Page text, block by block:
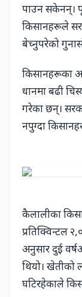
पाउन सकेनन्।
किसानहरूले
बेच्नुपरेको
किसानहरूका
धानमा बढी
गरेका छन्।
नपुग्दा
कैलालीका
प्रतिक्विन्टल
अनुसार दुई
थियो। खेतीको
घटिरहेकाले